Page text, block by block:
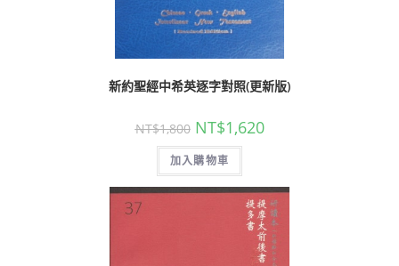
新約聖經中希英逐字對照(更新版)
NT$1,800 NT$1,620
加入購物車